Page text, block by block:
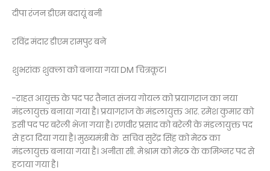
दीपा रंजन डीएम बदायूं बनी
रविंद्र मंदार डीएम रामपुर बने
शुभरांक शुक्ला को बनाया गया DM चित्रकूट।
-राहत आयुक्त के पद पर तैनात संजय गोयल को प्रयागराज का नया
मंडलायुक्त बनाया गया है। प्रयागराज के मंडलायुक्त आर. रमेश कुमार को
इसी पद पर बरेली भेजा गया है। रणवीर प्रसाद को बरेली के मंडलायुक्त पद
से हटा दिया गया है। मुख्यमंत्री के सचिव सुरेंद्र सिंह को मेरठ का
मंडलायुक्त बनाया गया है। अनीता सी. मेश्राम को मेरठ के कमिश्नर पद से
हटाया गया है।